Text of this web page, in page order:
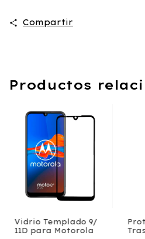
Compartir
Productos
Vidrio Templado 9/
11D para Motorola